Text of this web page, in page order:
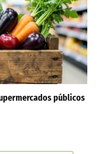
públicos